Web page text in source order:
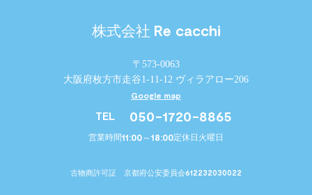
株式会社 Re cacchi
〒573-0063
大阪府枚方市走谷1-11-12 ヴィラアロー206
Google map
TEL 050-1720-8865
営業時間11:00～18:00定休日 火曜日
古物商許可証 京都府公安委員会612232030022